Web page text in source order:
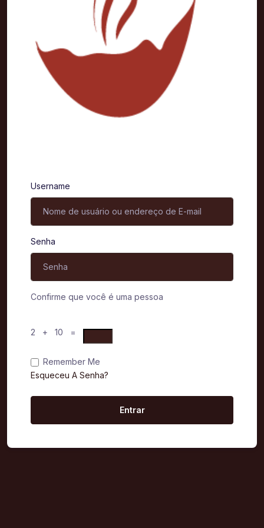
Username
Senha
Confirme que você é uma pessoa
2 + 10 =
Remember Me
Esqueceu A Senha?
Entrar